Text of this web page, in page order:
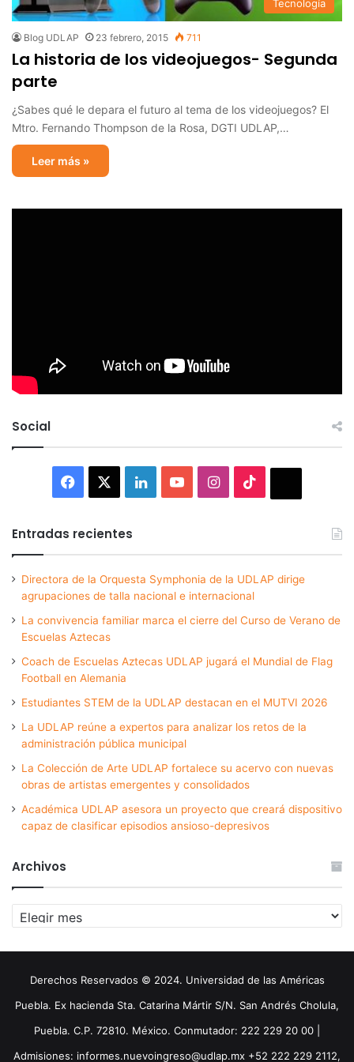
Tecnología
Blog UDLAP 23 febrero, 2015 711
La historia de los videojuegos- Segunda
parte
¿Sabes qué le depara el futuro al tema de los videojuegos? El
Mtro. Fernando Thompson de la Rosa, DGTI UDLAP,…
Leer más »
Social
Facebook LinkedInYouTubeInstagram
Entradas recientes
Directora de la Orquesta Symphonia de la UDLAP dirige
agrupaciones de talla nacional e internacional
La convivencia familiar marca el cierre del Curso de Verano de
Escuelas Aztecas
Coach de Escuelas Aztecas UDLAP jugará el Mundial de Flag
Football en Alemania
Estudiantes STEM de la UDLAP destacan en el MUTVI 2026
La UDLAP reúne a expertos para analizar los retos de la
administración pública municipal
La Colección de Arte UDLAP fortalece su acervo con nuevas
obras de artistas emergentes y consolidados
Académica UDLAP asesora un proyecto que creará dispositivo
capaz de clasificar episodios ansioso-depresivos
Archivos
Archivos
Derechos Reservados © 2024. Universidad de las Américas
Puebla. Ex hacienda Sta. Catarina Mártir S/N. San Andrés Cholula,
Puebla. C.P. 72810. México. Conmutador: 222 229 20 00 |
Admisiones: informes.nuevoingreso@udlap.mx +52 222 229 2112,